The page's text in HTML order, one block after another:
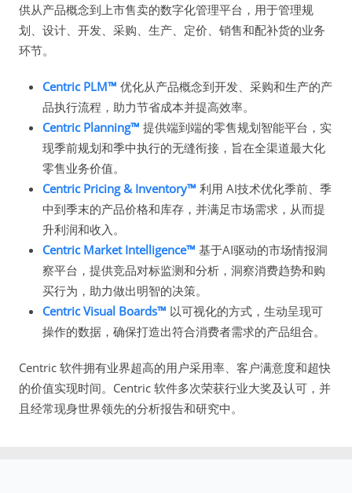
供从产品概念到上市售卖的数字化管理平台，用于管理规
划、设计、开发、采购、生产、定价、销售和配补货的业务
环节。
Centric PLM™ 优化从产品概念到开发、采购和生产的产
品执行流程，助力节省成本并提高效率。
Centric Planning™ 提供端到端的零售规划智能平台，实
现季前规划和季中执行的无缝衔接，旨在全渠道最大化
零售业务价值。
Centric Pricing & Inventory™ 利用 AI技术优化季前、季
中到季末的产品价格和库存，并满足市场需求，从而提
升利润和收入。
Centric Market Intelligence™ 基于AI驱动的市场情报洞
察平台，提供竞品对标监测和分析，洞察消费趋势和购
买行为，助力做出明智的决策。
Centric Visual Boards™ 以可视化的方式，生动呈现可
操作的数据，确保打造出符合消费者需求的产品组合。
Centric 软件拥有业界超高的用户采用率、客户满意度和超快
的价值实现时间。Centric 软件多次荣获行业大奖及认可，并
且经常现身世界领先的分析报告和研究中。